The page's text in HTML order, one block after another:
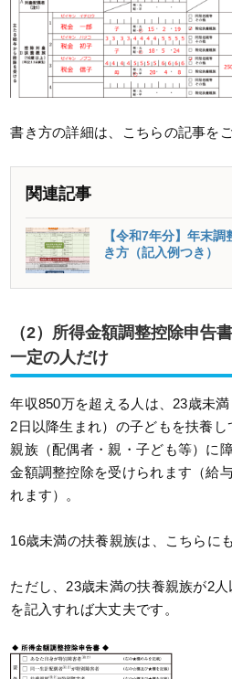
書き方の詳細は、こちらの記事を
関連記事
【令和7年分】年末
き方（記入例つき）
（2）所得金額調整控除申告
一定の人だけ
年収850万を超える人は、23歳未
2日以降生まれ）の子どもを扶養
親族（配偶者・親・子ども等）に
金額調整控除を受けられます（給
れます）。
16歳未満の扶養親族は、こちらに
ただし、23歳未満の扶養親族が2
を記入すれば大丈夫です。